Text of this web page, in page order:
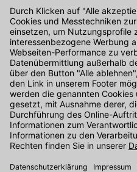
Kontakt
Unser Onlineshop Team ist
Uhr unter der Telefonnummer
Alternativ können Sie unser
Den Kontakt direkt in unsere